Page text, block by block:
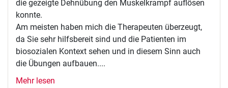
die gezeigte Dehnübung den Muskelkrampf auflösen
konnte.
Am meisten haben mich die Therapeuten überzeugt,
da Sie sehr hilfsbereit sind und die Patienten im
biosozialen Kontext sehen und in diesem Sinn auch
die Übungen aufbauen....
Mehr lesen